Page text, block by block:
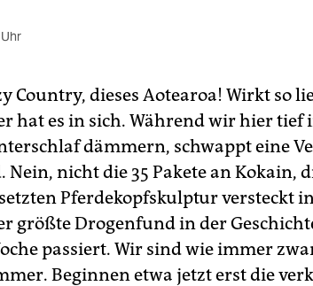
Country, dieses Aotearoa! Wirkt so
hat es in sich. Während wir hier tief
dämmern, schwappt eine
Nein, nicht die 35 Pakete an Kokain,
Pferdekopf­skulptur versteckt
größte Drogenfund in der
passiert. Wir sind wie immer
Beginnen etwa jetzt erst die